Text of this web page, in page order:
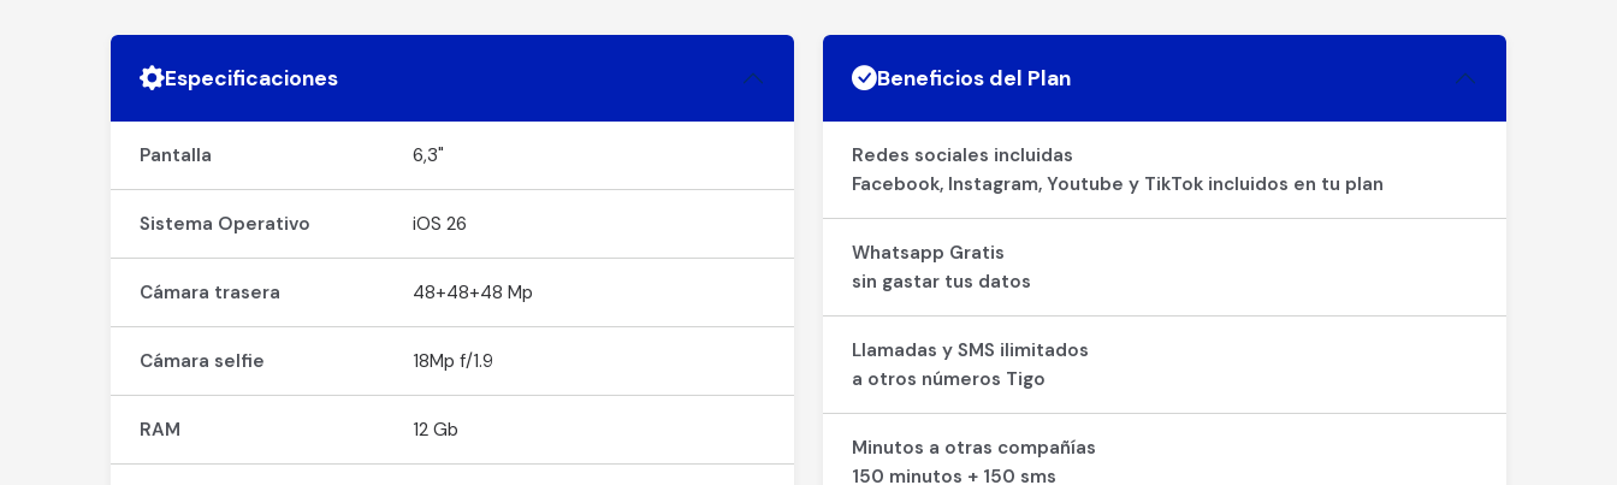
Especificaciones
Pantalla 6,3"
Sistema Operativo iOS 26
Cámara trasera 48+48+48 Mp
Cámara selfie 18Mp f/1.9
RAM 12 Gb
Beneficios del Plan
Redes sociales incluidas
Facebook, Instagram, Youtube y TikTok incluidos en tu plan
Whatsapp Gratis
sin gastar tus datos
Llamadas y SMS ilimitados
a otros números Tigo
Minutos a otras compañías
150 minutos + 150 sms